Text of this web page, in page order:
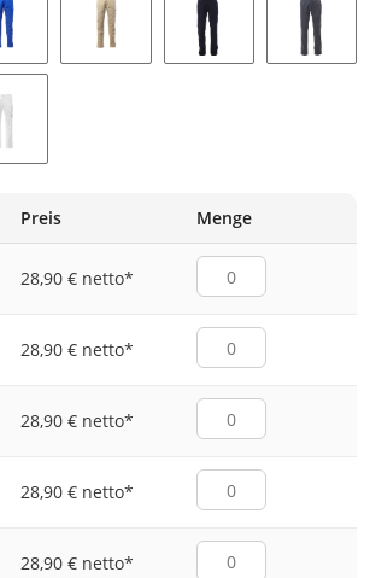
KÖNIGSBLAU
Preis Menge
28,90 € netto*
28,90 € netto*
28,90 € netto*
28,90 € netto*
28,90 € netto*